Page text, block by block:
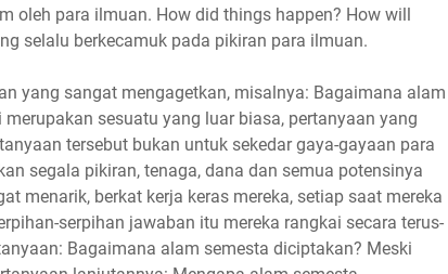
oleh para ilmuan. How did things happen? How will
selalu berkecamuk pada pikiran para ilmuan.
yang sangat mengagetkan, misalnya: Bagaimana alam
sesuatu yang luar biasa, pertanyaan yang
tersebut bukan untuk sekedar gaya-gayaan para
segala pikiran, tenaga, dana dan semua potensinya
menarik, berkat kerja keras mereka, setiap saat mereka
serpihan jawaban itu mereka rangkai secara terus-
Bagaimana alam semesta diciptakan? Meski